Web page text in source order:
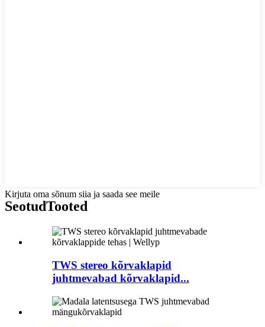
Kirjuta oma sõnum siia ja saada see meile
SeotudTooted
TWS stereo kõrvaklapid
juhtmevabad kõrvaklapid...